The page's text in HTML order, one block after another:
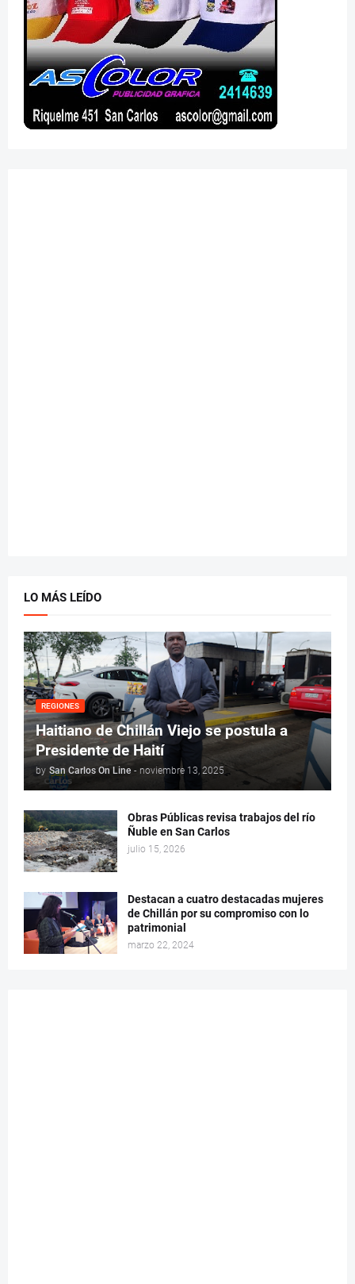
LO MÁS LEÍDO
REGIONES
Haitiano de Chillán Viejo se postula a
Presidente de Haití
by San Carlos On Line - noviembre 13, 2025
Obras Públicas revisa trabajos del río
Ñuble en San Carlos
julio 15, 2026
Destacan a cuatro destacadas mujeres
de Chillán por su compromiso con lo
patrimonial
marzo 22, 2024